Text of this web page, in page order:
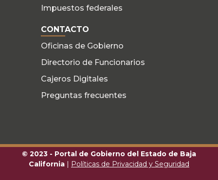
Impuestos federales
CONTACTO
Oficinas de Gobierno
Directorio de Funcionarios
Cajeros Digitales
Preguntas frecuentes
© 2023 - Portal de Gobierno del Estado de Baja
California | Políticas de Privacidad y Seguridad